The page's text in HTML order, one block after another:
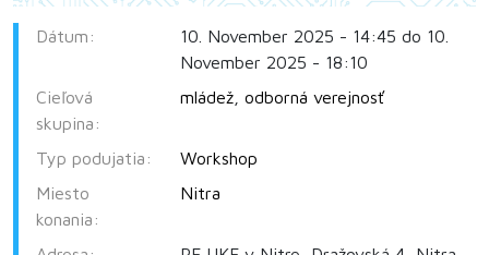
Dátum:
10. November 2025 - 14:45 do 10.
November 2025 - 18:10
Cieľová
skupina:
mládež, odborná verejnosť
Typ podujatia:
Workshop
Miesto
konania:
Nitra